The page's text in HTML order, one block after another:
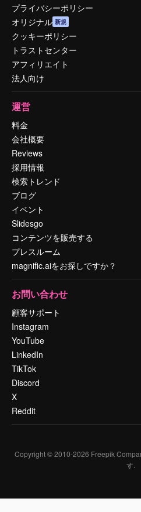
プライバシーポリシー
オリジナル 新規
クッキーポリシー
トラストセンター
アフィリエイト
法人向け
運営
料金
会社概要
Reviews
採用情報
検索トレンド
ブログ
イベント
Slidesgo
コンテンツを販売する
プレスルーム
magnific.aiをお探しですか？
お問い合わせ
顧客サポート
Instagram
YouTube
LinkedIn
TikTok
Discord
X
Reddit
Copyright © 2010-2026 Freepik
す.